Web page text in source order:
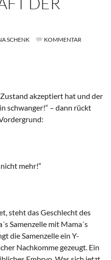
SCHENK
KOMMENTAR
akzeptiert hat und der
schwanger!“ – dann rückt
nicht mehr!“
steht das Geschlecht des
Samenzelle mit Mama´s
die Samenzelle ein Y-
Nachkomme gezeugt. Ein